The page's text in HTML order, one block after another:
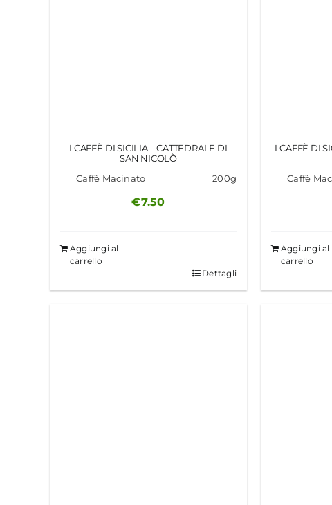
I CAFFÈ DI SICILIA – CATTEDRALE DI
SAN NICOLÒ
Caffè Macinato
200g
€7.50
Aggiungi al
carrello
Dettagli
I CAFFÈ DI
Caffè
Aggiungi al
carrello